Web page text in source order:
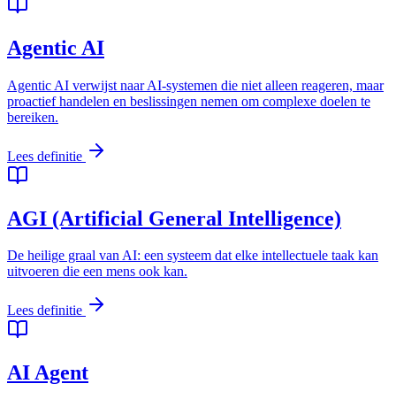
Agentic AI
Agentic AI verwijst naar AI-systemen die niet alleen reageren, maar
proactief handelen en beslissingen nemen om complexe doelen te
bereiken.
Lees definitie
AGI (Artificial General Intelligence)
De heilige graal van AI: een systeem dat elke intellectuele taak kan
uitvoeren die een mens ook kan.
Lees definitie
AI Agent